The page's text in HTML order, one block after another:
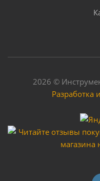
2026 ©
Разработка